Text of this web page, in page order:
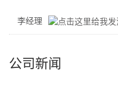
李经理
公司新闻